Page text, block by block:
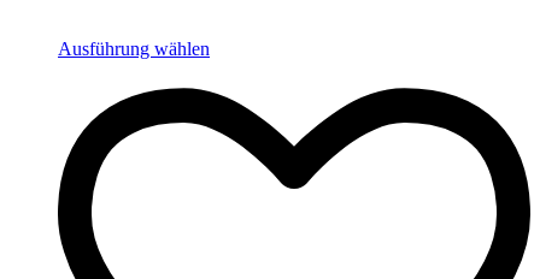
Ausführung wählen